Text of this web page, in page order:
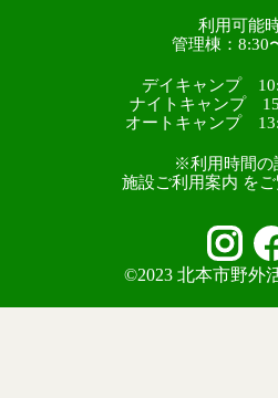
利用可能
管理棟：8:30
デイキャンプ
ナイトキャンプ
オートキャンプ
※利用時間の
施設ご利用案内 をご
©2023 北本市野外